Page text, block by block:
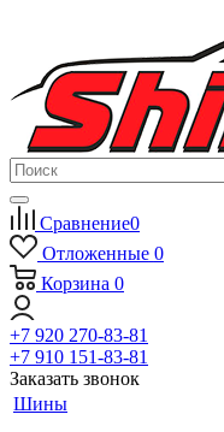
Сравнение0
Отложенные 0
Корзина 0
+7 920 270-83-81
+7 910 151-83-81
Заказать звонок
Шины